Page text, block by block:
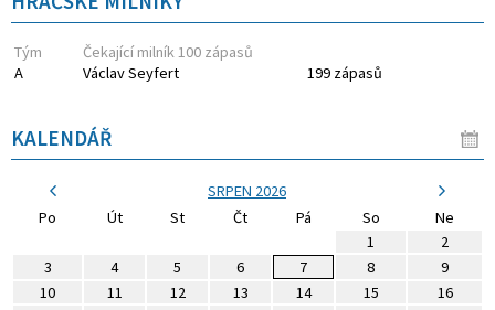
Tým
Čekající milník 100 zápasů
A
Václav Seyfert 199 zápasů
KALENDÁŘ
SRPEN 2026
Po
Út St Čt Pá So
Ne
1
2
3
4 5 6 7 8
9
10
11 12 13 14 15
16